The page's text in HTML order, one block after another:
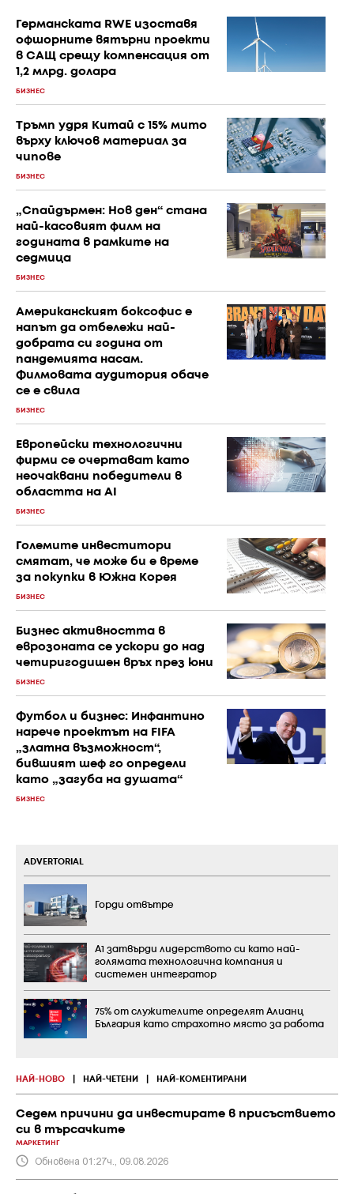
Германската RWE изоставя
офшорните вятърни проекти
в САЩ срещу компенсация от
1,2 млрд. долара
БИЗНЕС
Тръмп удря Китай с 15% мито
върху ключов материал за
чипове
БИЗНЕС
„Спайдърмен: Нов ден“ стана
най-касовият филм на
годината в рамките на
седмица
БИЗНЕС
Американският боксофис е
напът да отбележи най-
добрата си година от
пандемията насам.
Филмовата аудитория обаче
се е свила
БИЗНЕС
Европейски технологични
фирми се очертават като
неочаквани победители в
областта на AI
БИЗНЕС
Големите инвеститори
смятат, че може би е време
за покупки в Южна Корея
БИЗНЕС
Бизнес активността в
еврозоната се ускори до над
четиригодишен връх през юни
БИЗНЕС
Футбол и бизнес: Инфантино
нарече проектът на FIFA
„златна възможност“,
бившият шеф го определи
като „загуба на душата“
БИЗНЕС
НАЙ-НОВО НАЙ-ЧЕТЕНИ НАЙ-КОМЕНТИРАНИ
Седем причини да инвестирате в присъствието
си в търсачките
МАРКЕТИНГ
Обновена 01:27ч., 09.08.2026
ADVERTORIAL
Горди отвътре
А1 затвърди лидерството си като най-
голямата технологична компания и
системен интегратор
75% от служителите определят Алианц
България като страхотно място за работа